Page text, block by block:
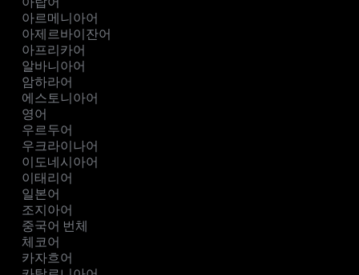
아르메니아어
아제르바이잔어
아프리카어
알바니아어
암하라어
에스토니아어
영어
우르두어
우크라이나어
이도네시아어
이태리어
일본어
조지아어
중국어 번체
체코어
카자흐어